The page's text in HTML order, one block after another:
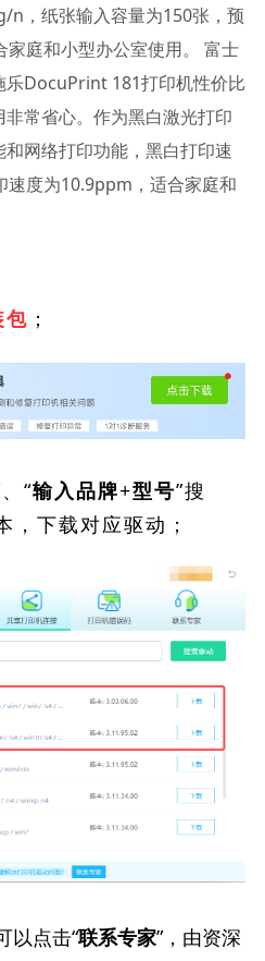
n，纸张输入容量为150张，预
庭和小型办公室使用。 富士
DocuPrint 181打印机性价比
常省心。作为黑白激光打印
网络打印功能，黑白打印速
度为10.9ppm，适合家庭和
包 ；
“输入品牌+型号”搜
，下载对应驱动；
以点击“联系专家”，由资深